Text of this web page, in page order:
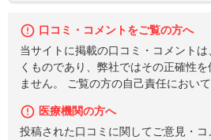
口コミ・コメントをご覧の方へ
当サイトに掲載の口コミ・コメント
くものであり、弊社ではその正確性
ません。 ご覧の方の自己責任におい
医療機関の方へ
投稿された口コミに関してご意見・